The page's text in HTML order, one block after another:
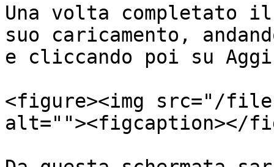
Una volta completato
suo caricamento,
e cliccando poi su
<figure><img src="/files/
alt=""><figcaption></